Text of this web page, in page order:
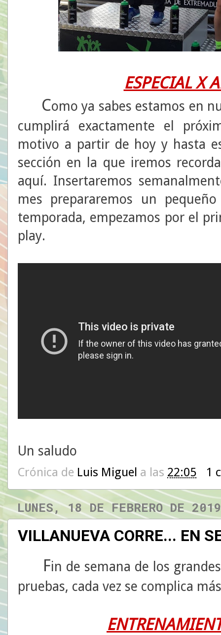
ESPECIAL X
Como ya sabes estamos en
cumplirá exactamente el
motivo a partir de hoy y hasta
sección en la que iremos
aquí. Insertaremos
mes prepararemos un
temporada, empezamos por el
play.
Un saludo
Crónica de Luis Miguel a las 22:05 1
LUNES, 18 DE FEBRERO DE 2019
VILLANUEVA CORRE... EN
Fin de semana de los
pruebas, cada vez se complica